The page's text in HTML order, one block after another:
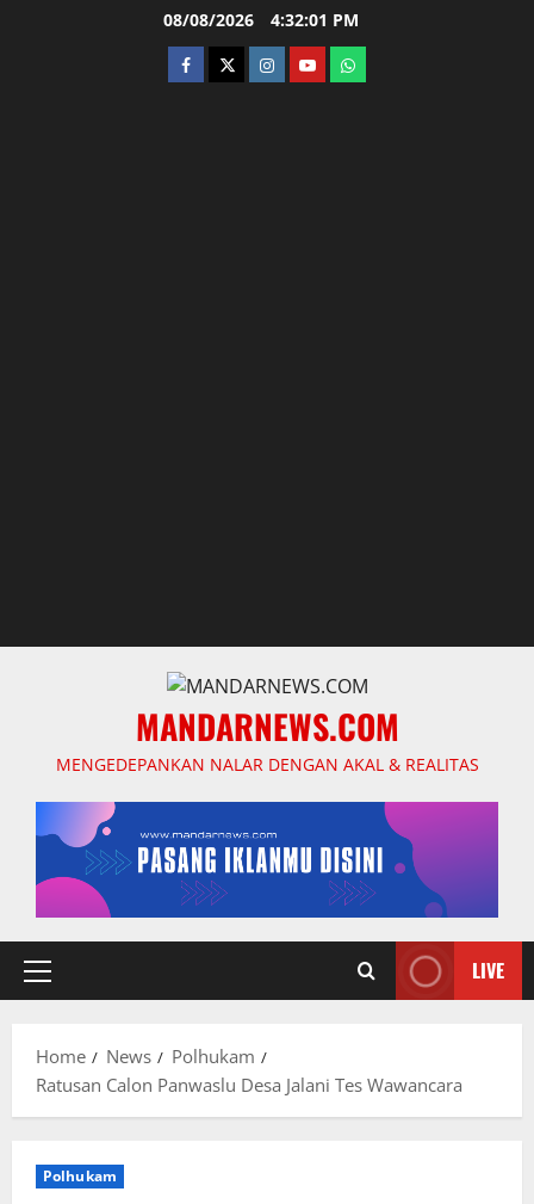
08/08/2026 4:32:02 PM
facebooktwitterinstagram.com
youtubewhatsapp
MANDARNEWS.COM
MENGEDEPANKAN NALAR DENGAN AKAL & REALITAS
Primary
LIVE
Home News
Polhukam
Ratusan Calon Panwaslu Desa Jalani Tes Wawancara
Polhukam